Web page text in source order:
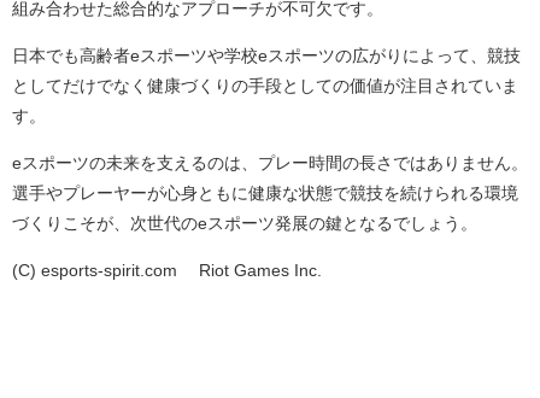
組み合わせた総合的なアプローチが不可欠です。
日本でも高齢者eスポーツや学校eスポーツの広がりによって、競技
としてだけでなく健康づくりの手段としての価値が注目されていま
す。
eスポーツの未来を支えるのは、プレー時間の長さではありません。
選手やプレーヤーが心身ともに健康な状態で競技を続けられる環境
づくりこそが、次世代のeスポーツ発展の鍵となるでしょう。
(C) esports-spirit.com ©Riot Games Inc.